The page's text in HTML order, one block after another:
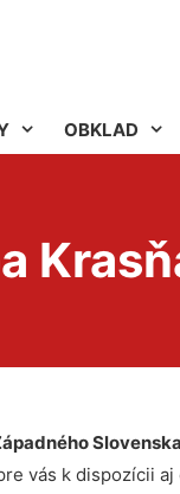
OBKLAD
Slovenska
vás k dispozícii